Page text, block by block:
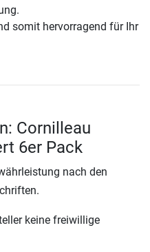
somit hervorragend für Ihr
Cornilleau
6er Pack
nach den
keine freiwillige